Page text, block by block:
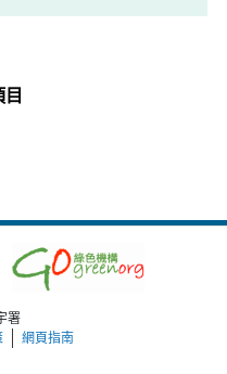
署
網頁指南